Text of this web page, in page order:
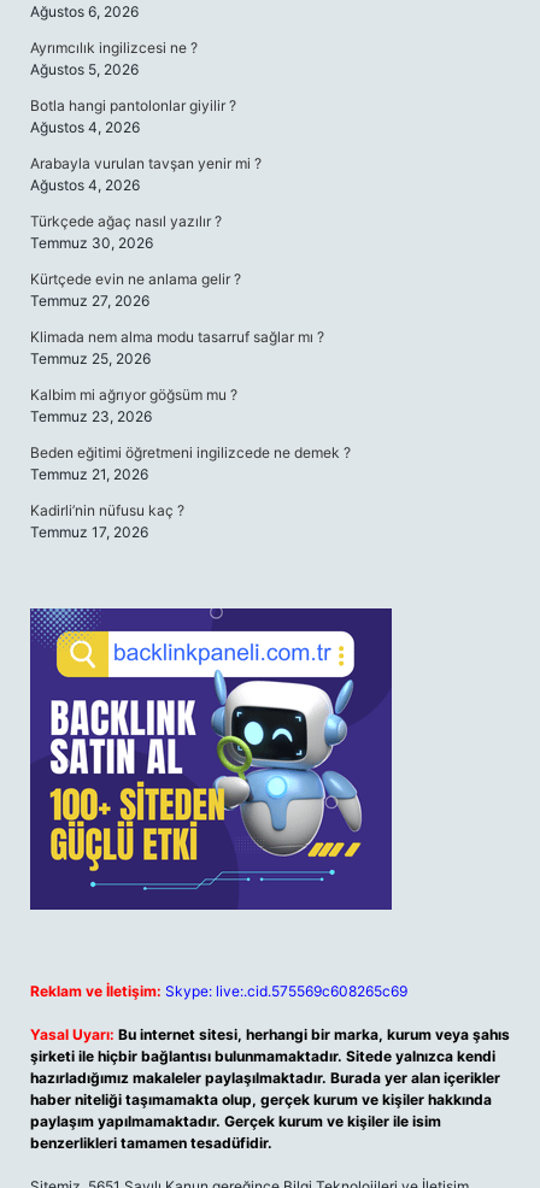
Ağustos 6, 2026
Ayrımcılık ingilizcesi ne ?
Ağustos 5, 2026
Botla hangi pantolonlar giyilir ?
Ağustos 4, 2026
Arabayla vurulan tavşan yenir mi ?
Ağustos 4, 2026
Türkçede ağaç nasıl yazılır ?
Temmuz 30, 2026
Kürtçede evin ne anlama gelir ?
Temmuz 27, 2026
Klimada nem alma modu tasarruf sağlar mı ?
Temmuz 25, 2026
Kalbim mi ağrıyor göğsüm mu ?
Temmuz 23, 2026
Beden eğitimi öğretmeni ingilizcede ne demek ?
Temmuz 21, 2026
Kadirli’nin nüfusu kaç ?
Temmuz 17, 2026
Reklam ve İletişim: Skype: live:.cid.575569c608265c69
Yasal Uyarı: Bu internet sitesi, herhangi bir marka, kurum veya şahıs
şirketi ile hiçbir bağlantısı bulunmamaktadır. Sitede yalnızca kendi
hazırladığımız makaleler paylaşılmaktadır. Burada yer alan içerikler
haber niteliği taşımamakta olup, gerçek kurum ve kişiler hakkında
paylaşım yapılmamaktadır. Gerçek kurum ve kişiler ile isim
benzerlikleri tamamen tesadüfidir.